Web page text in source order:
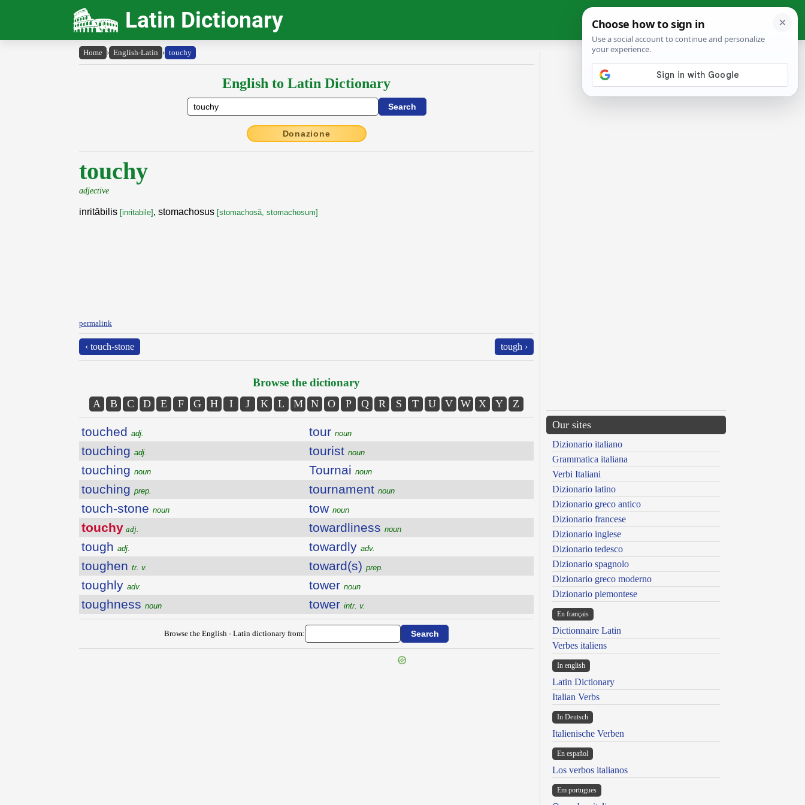
Latin Dictionary
Home › English-Latin › touchy
English to Latin Dictionary
Donazione
touchy
adjective
inritābilis [inritabile] , stomachosus [stomachosă, stomachosum]
permalink
‹ touch-stone tough ›
Browse the dictionary
A B C D E F G H I J K L M N O P Q R S T U V W X Y Z
touched adj.
touching adj.
touching noun
touching prep.
touch-stone noun
touchy adj.
tough adj.
toughen tr. v.
toughly adv.
toughness noun
tour noun
tourist noun
Tournai noun
tournament noun
tow noun
towardliness noun
towardly adv.
toward(s) prep.
tower noun
tower intr. v.
Browse the English - Latin dictionary from:
Our sites
Dizionario italiano
Grammatica italiana
Verbi Italiani
Dizionario latino
Dizionario greco antico
Dizionario francese
Dizionario inglese
Dizionario tedesco
Dizionario spagnolo
Dizionario greco moderno
Dizionario piemontese
En français
Dictionnaire Latin
Verbes italiens
In english
Latin Dictionary
Italian Verbs
In Deutsch
Italienische Verben
En español
Los verbos italianos
Em portugues